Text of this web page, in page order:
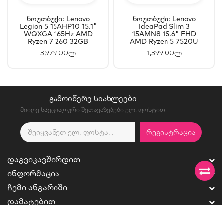
Ნოუთბუქი: Lenovo
Legion 5 15AHP10 15.1"
WQXGA 165Hz AMD
Ryzen 7 260 32GB
8GB - 83M00041RK
3,979.00ლ
Ნოუთბუქი: Lenovo
IdeaPad Slim 3
15AMN8 15.6" FHD
AMD Ryzen 5 7520U
82XQ00J7RK
1,399.00ლ
ᲒᲐᲛᲝᲘᲬᲔᲠᲔ ᲡᲘᲐᲮᲚᲔᲔᲑᲘ
მიიღე სპეციალური შეთავაზებები ელ. ფოსტით
ᲠᲔᲒᲘᲡᲢᲠᲐᲪᲘᲐ
ᲓᲐᲒᲕᲘᲙᲐᲕᲨᲘᲠᲓᲘᲗ
ᲘᲜᲤᲝᲠᲛᲐᲪᲘᲐ
ᲩᲔᲛᲘ ᲐᲜᲒᲐᲠᲘᲨᲘ
ᲓᲐᲛᲐᲢᲔᲑᲘᲗ